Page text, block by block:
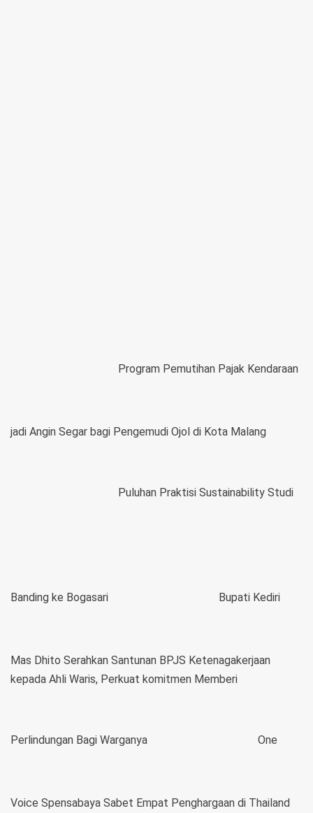
Program Pemutihan Pajak Kendaraan
jadi Angin Segar bagi Pengemudi Ojol di Kota Malang
Puluhan Praktisi Sustainability Studi
Banding ke Bogasari Bupati Kediri
Mas Dhito Serahkan Santunan BPJS Ketenagakerjaan
kepada Ahli Waris, Perkuat komitmen Memberi
Perlindungan Bagi Warganya One
Voice Spensabaya Sabet Empat Penghargaan di Thailand